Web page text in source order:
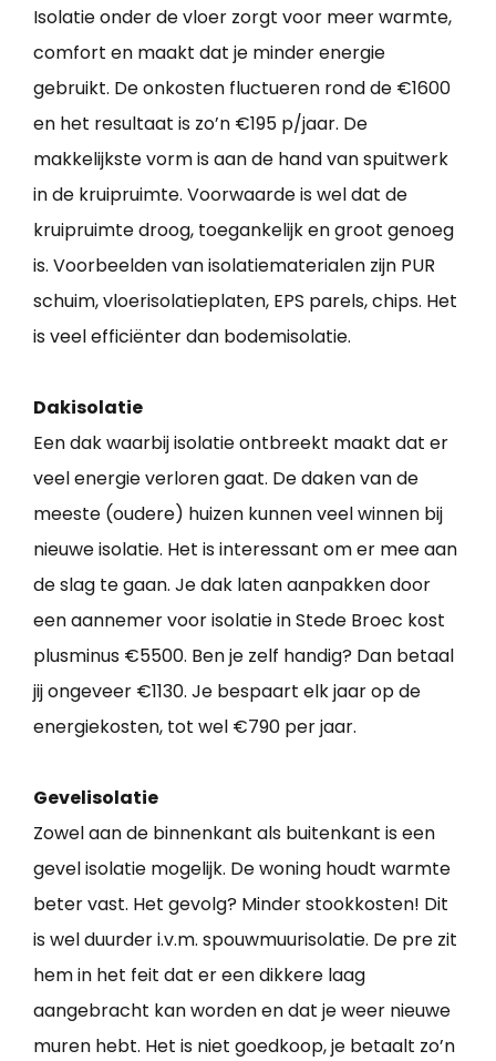
Isolatie onder de vloer zorgt voor meer warmte,
comfort en maakt dat je minder energie
gebruikt. De onkosten fluctueren rond de €1600
en het resultaat is zo’n €195 p/jaar. De
makkelijkste vorm is aan de hand van spuitwerk
in de kruipruimte. Voorwaarde is wel dat de
kruipruimte droog, toegankelijk en groot genoeg
is. Voorbeelden van isolatiematerialen zijn PUR
schuim, vloerisolatieplaten, EPS parels, chips. Het
is veel efficiënter dan bodemisolatie.
Dakisolatie
Een dak waarbij isolatie ontbreekt maakt dat er
veel energie verloren gaat. De daken van de
meeste (oudere) huizen kunnen veel winnen bij
nieuwe isolatie. Het is interessant om er mee aan
de slag te gaan. Je dak laten aanpakken door
een aannemer voor isolatie in Stede Broec kost
plusminus €5500. Ben je zelf handig? Dan betaal
jij ongeveer €1130. Je bespaart elk jaar op de
energiekosten, tot wel €790 per jaar.
Gevelisolatie
Zowel aan de binnenkant als buitenkant is een
gevel isolatie mogelijk. De woning houdt warmte
beter vast. Het gevolg? Minder stookkosten! Dit
is wel duurder i.v.m. spouwmuurisolatie. De pre zit
hem in het feit dat er een dikkere laag
aangebracht kan worden en dat je weer nieuwe
muren hebt. Het is niet goedkoop, je betaalt zo’n